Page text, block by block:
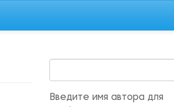
Введите имя автора для